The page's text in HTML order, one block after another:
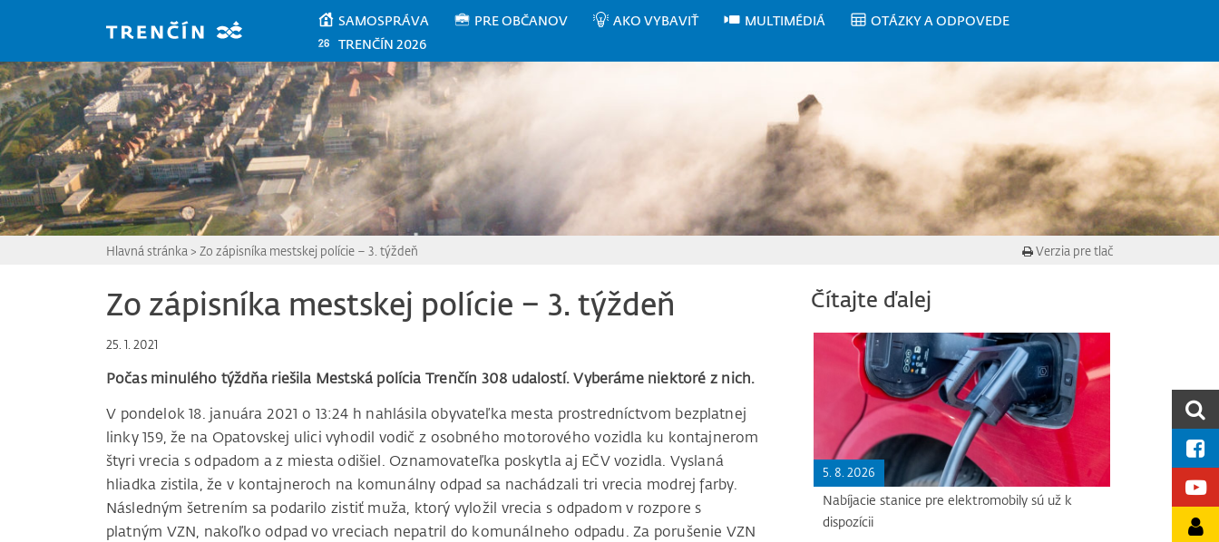
SAMOSPRÁVA PRE OBČANOV AKO VYBAVIŤ MULTIMÉDIÁ
OTÁZKY A ODPOVEDE
TRENČÍN 2026
Hlavná stránka > Zo zápisníka mestskej polície – 3. týždeň Verzia pre tlač
Zo zápisníka mestskej polície – 3. týždeň
25. 1. 2021
Počas minulého týždňa riešila Mestská polícia Trenčín 308 udalostí. Vyberáme niektoré z nich.
V pondelok 18. januára 2021 o 13:24 h nahlásila obyvateľka mesta prostredníctvom bezplatnej
linky 159, že na Opatovskej ulici vyhodil vodič z osobného motorového vozidla ku kontajnerom
štyri vrecia s odpadom a z miesta odišiel. Oznamovateľka poskytla aj EČV vozidla. Vyslaná
hliadka zistila, že v kontajneroch na komunálny odpad sa nachádzali tri vrecia modrej farby.
Následným šetrením sa podarilo zistiť muža, ktorý vyložil vrecia s odpadom v rozpore s
platným VZN, nakoľko odpad vo vreciach nepatril do komunálneho odpadu. Za porušenie VZN
Čítajte ďalej
5. 8. 2026
Nabíjacie stanice pre elektromobily sú už k
dispozícii